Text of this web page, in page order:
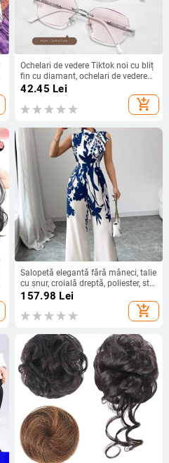
Ochelari de vedere Tiktok noi cu bliț
fin cu diamant, ochelari de vedere
eleganți și degradați pentru femei,
ultra-luminoși, anti-lumină albastră
42.45 Lei
add_shopping_cart
Salopetă elegantă fără mâneci, talie
cu șnur, croială dreptă, poliester, stil
urban elegant, primăvară-vară 2025
157.98 Lei
add_shopping_cart